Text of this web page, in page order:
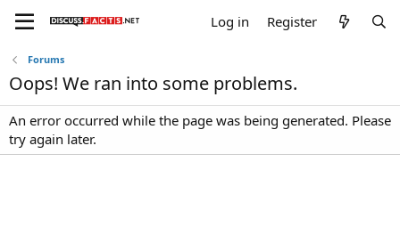
Log in Register
Forums
Oops! We ran into some problems.
An error occurred while the page was being generated. Please
try again later.